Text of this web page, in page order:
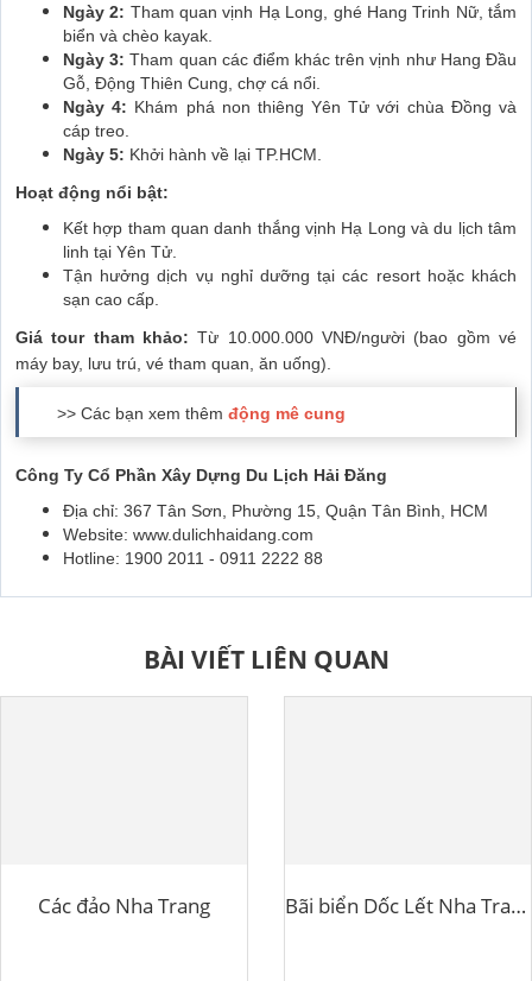
Ngày 2: Tham quan vịnh Hạ Long, ghé Hang Trinh Nữ, tắm
biển và chèo kayak.
Ngày 3: Tham quan các điểm khác trên vịnh như Hang Đầu
Gỗ, Động Thiên Cung, chợ cá nổi.
Ngày 4: Khám phá non thiêng Yên Tử với chùa Đồng và
cáp treo.
Ngày 5: Khởi hành về lại TP.HCM.
Hoạt động nổi bật:
Kết hợp tham quan danh thắng vịnh Hạ Long và du lịch tâm
linh tại Yên Tử.
Tận hưởng dịch vụ nghỉ dưỡng tại các resort hoặc khách
sạn cao cấp.
Giá tour tham khảo: Từ 10.000.000 VNĐ/người (bao gồm vé
máy bay, lưu trú, vé tham quan, ăn uống).
>> Các bạn xem thêm động mê cung
Công Ty Cổ Phần Xây Dựng Du Lịch Hải Đăng
Địa chỉ: 367 Tân Sơn, Phường 15, Quận Tân Bình, HCM
Website: www.dulichhaidang.com
Hotline: 1900 2011 - 0911 2222 88
BÀI VIẾT LIÊN QUAN
Các đảo Nha Trang Bãi biển Dốc Lết Nha Trang